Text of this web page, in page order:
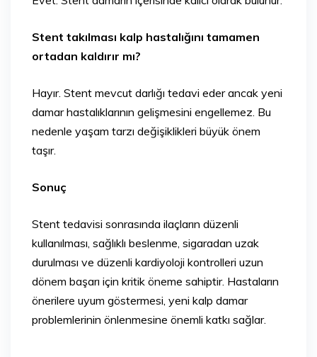
Stent takılması kalp hastalığını tamamen
ortadan kaldırır mı?
Hayır. Stent mevcut darlığı tedavi eder ancak yeni
damar hastalıklarının gelişmesini engellemez. Bu
nedenle yaşam tarzı değişiklikleri büyük önem
taşır.
Sonuç
Stent tedavisi sonrasında ilaçların düzenli
kullanılması, sağlıklı beslenme, sigaradan uzak
durulması ve düzenli kardiyoloji kontrolleri uzun
dönem başarı için kritik öneme sahiptir. Hastaların
önerilere uyum göstermesi, yeni kalp damar
problemlerinin önlenmesine önemli katkı sağlar.